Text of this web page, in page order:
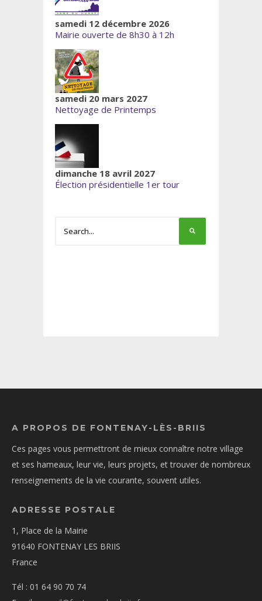
samedi 12 décembre 2026
Mairie ouverte de 8h30 à 12h
samedi 20 mars 2027
Nettoyage de Printemps
dimanche 18 avril 2027
Élection présidentielle 1er tour
A PROPOS DE FONTENAY-LÈS-BRIIS
Ces pages vous permettront de mieux connaître notre village
et ses hameaux, leur vie, leurs projets, et trouver de nombreux
renseignements de la vie courante, souvent utiles.
ADRESSE POSTALE
1, Place de la Mairie
91640 FONTENAY LES BRIIS
France
Tél : 01 64 90 70 74